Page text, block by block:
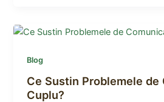
Blog
Ce Sustin Problemele de
Cuplu?